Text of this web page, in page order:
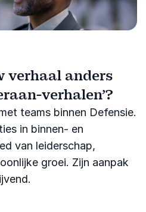
verhaal anders
verhalen’?
teams binnen Defensie.
in binnen- en
van leiderschap,
groei. Zijn aanpak